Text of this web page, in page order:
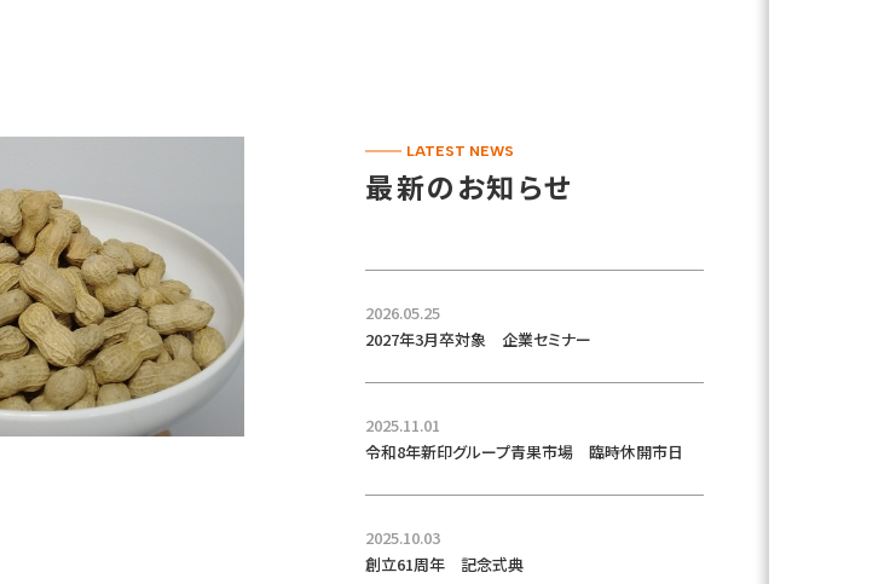
LATEST NEWS
最新のお知らせ
2026.05.25
2027年3月卒対象 企業セミナー
2025.11.01
令和8年新印グループ青果市場 臨時休開市日
2025.10.03
創立61周年 記念式典